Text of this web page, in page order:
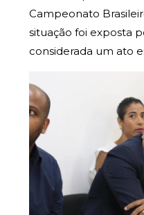
Campeonato
situação foi exposta
considerada um ato